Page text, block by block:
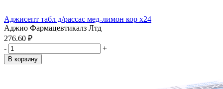
Аджисепт табл д/рассас мед-лимон кор x24
Аджио Фармацевтикалз Лтд
276.60 ₽
-
+
В корзину